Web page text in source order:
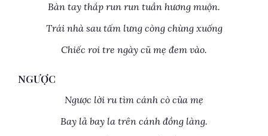
Bàn tay thắp run run tuần hương muộn.
Trái nhà sau tấm lưng còng chùng xuống
Chiếc roi tre ngày cũ mẹ đem vào.
NGƯỢC
Ngược lời ru tìm cánh cò của mẹ
Bay lả bay la trên cánh đồng làng.